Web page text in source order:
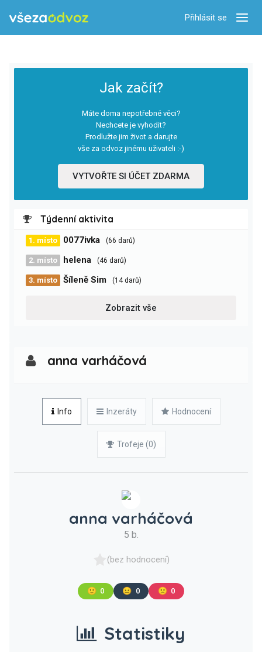
Přihlásit se
Jak začít?
Máte doma nepotřebné věci?
Nechcete je vyhodit?
Prodlužte jim život a darujte
vše za odvoz jinému uživateli :-)
VYTVOŘTE SI ÚČET ZDARMA
Týdenní aktivita
1. místo 0077ivka (66 darů)
2. místo helena (46 darů)
3. místo Šíleně Sim (14 darů)
Zobrazit vše
anna varháčová
Info Inzeráty Hodnocení
Trofeje (0)
anna varháčová
5 b.
(bez hodnocení)
🙂 0 😐 0 🙁 0
Statistiky